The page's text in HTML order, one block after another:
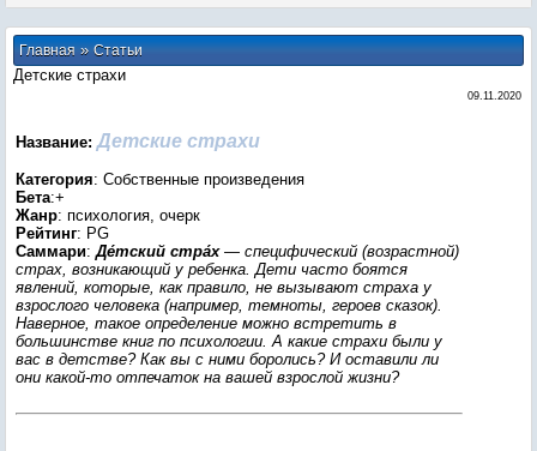
Главная»Статьи
Детские страхи
09.11.2020
Название: Детские страхи
Категория: Собственные произведения
Бета:+
Жанр: психология, очерк
Рейтинг: PG
Саммари:Де́тский стра́х— специфический (возрастной)
страх, возникающий у ребенка. Дети часто боятся
явлений, которые, как правило, не вызывают страха у
взрослого человека (например, темноты, героев сказок).
Наверное, такое определение можно встретить в
большинстве книг по психологии. А какие страхи были у
вас в детстве? Как вы с ними боролись? И оставили ли
они какой-то отпечаток на вашей взрослой жизни?